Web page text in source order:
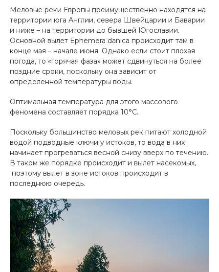
Меловые реки Европы преимущественно находятся на
территории юга Англии, севера Швейцарии и Баварии
и ниже – на территории до бывшей Югославии.
Основной вылет Ephemera danica происходит там в
конце мая – начале июня. Однако если стоит плохая
погода, то «горячая фаза» может сдвинуться на более
поздние сроки, поскольку она зависит от
определенной температуры воды.
Оптимальная температура для этого массового
феномена составляет порядка 10°С.
Поскольку большинство меловых рек питают холодной
водой подводные ключи у истоков, то вода в них
начинает прогреваться весной снизу вверх по течению.
В таком же порядке происходит и вылет насекомых,
поэтому вылет в зоне истоков происходит в
последнюю очередь.